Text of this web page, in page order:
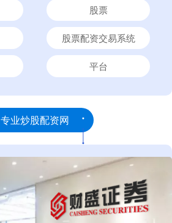
股票
股票配资交易系统
平台
专业炒股配资网